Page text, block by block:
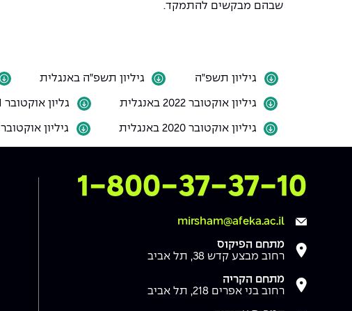
שבהם מבקשים להתמקד.
גיליון תשפ"ה גיליון תשפ"ה באנגלית
גיליון אוקטובר 2022 באנגלית גליון אוקטובר 2021
גיליון אוקטובר 2020 באנגלית גיליון אוקטובר 2019
צרו איתנו קשר
1-800-37-37-10
mirsham@afeka.ac.il
מתחם הפיקוס
רחוב מבצע קדש 38, תל אביב
מתחם הקריה
רחוב בני אפרים 218, תל אביב